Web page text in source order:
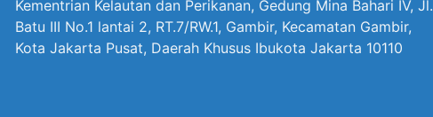
Kementrian Kelautan dan Perikanan, Gedung Mina Bahari IV, Jl.
Batu III No.1 lantai 2, RT.7/RW.1, Gambir, Kecamatan Gambir,
Kota Jakarta Pusat, Daerah Khusus Ibukota Jakarta 10110